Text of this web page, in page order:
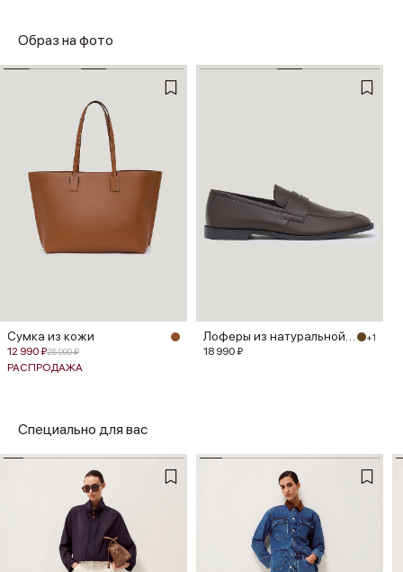
Образ на фото
Сумка из кожи
12 990 ₽25 990 ₽
РАСПРОДАЖА
Лоферы из натуральной кожи +1
18 990 ₽
Специально для вас